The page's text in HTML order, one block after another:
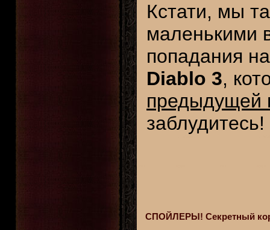
Кстати, мы
маленькими
попадания
Diablo 3,
предыдущей
заблудитесь!
СПОЙЛЕРЫ! Секретный